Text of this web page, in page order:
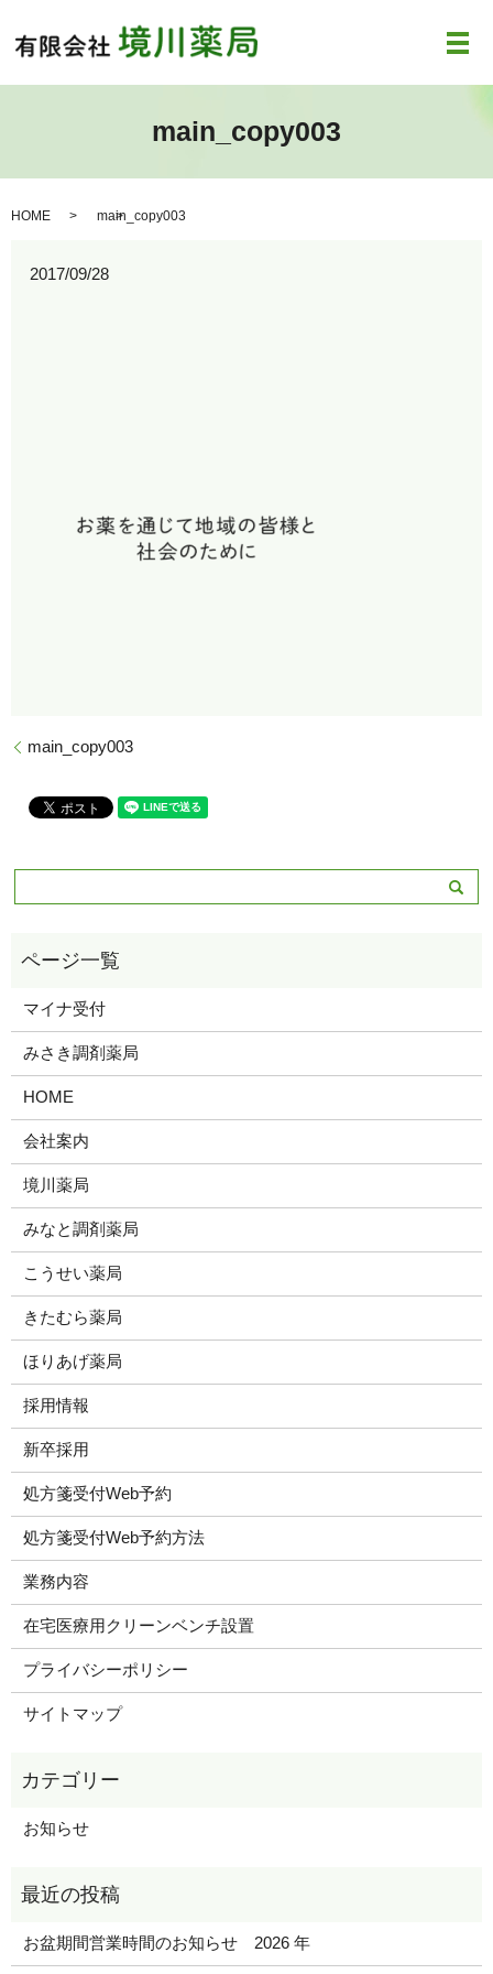
メ
main_copy003
HOME main_copy003
2017/09/28
main_copy003
マイナ受付
みさき調剤薬局
HOME
会社案内
境川薬局
みなと調剤薬局
こうせい薬局
きたむら薬局
ほりあげ薬局
採用情報
新卒採用
処方箋受付Web予約
処方箋受付Web予約方法
業務内容
在宅医療用クリーンベンチ設置
プライバシーポリシー
サイトマップ
お知らせ
お盆期間営業時間のお知らせ 2026 年